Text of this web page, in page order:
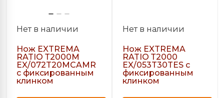
Нет в наличии
Нож EXTREMA
RATIO Т2000M
EX/072T20MCAMR
c фиксированным
клинком
Нет в наличии
Нож EXTREMA
RATIO Т2000
EX/053T30TES c
фиксированным
клинком